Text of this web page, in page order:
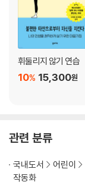
휘둘리지 않기 연습
15,300원
10%
관련 분류
국내도서 어린이
작동화